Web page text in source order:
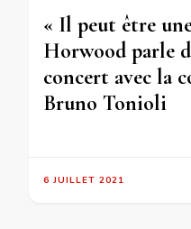
« Il peut être
Horwood parle
concert avec la
Bruno Tonioli
6 JUILLET 2021